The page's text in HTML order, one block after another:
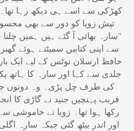
کھڑکی سے اسے ہی دیکھ رہا
تپش زویا کو دور سے بھی
"سارہ بھائی آ گئے ہیں ہمیں
سے اپنی کتابیں سمیٹتے ہوئے
حافظ ارسلان نوٹس کے لیے ایک
جلدی سے کہا اور سارہ کا ہاتھ
کی طرف چل پڑی۔ وہ دونوں
قریب پہنچیں جنید نے گاڑی کا
رکھا ہوا تھا۔ زویا نے خاموشی
اور اندر بیٹھ گئی جبکہ سارہ